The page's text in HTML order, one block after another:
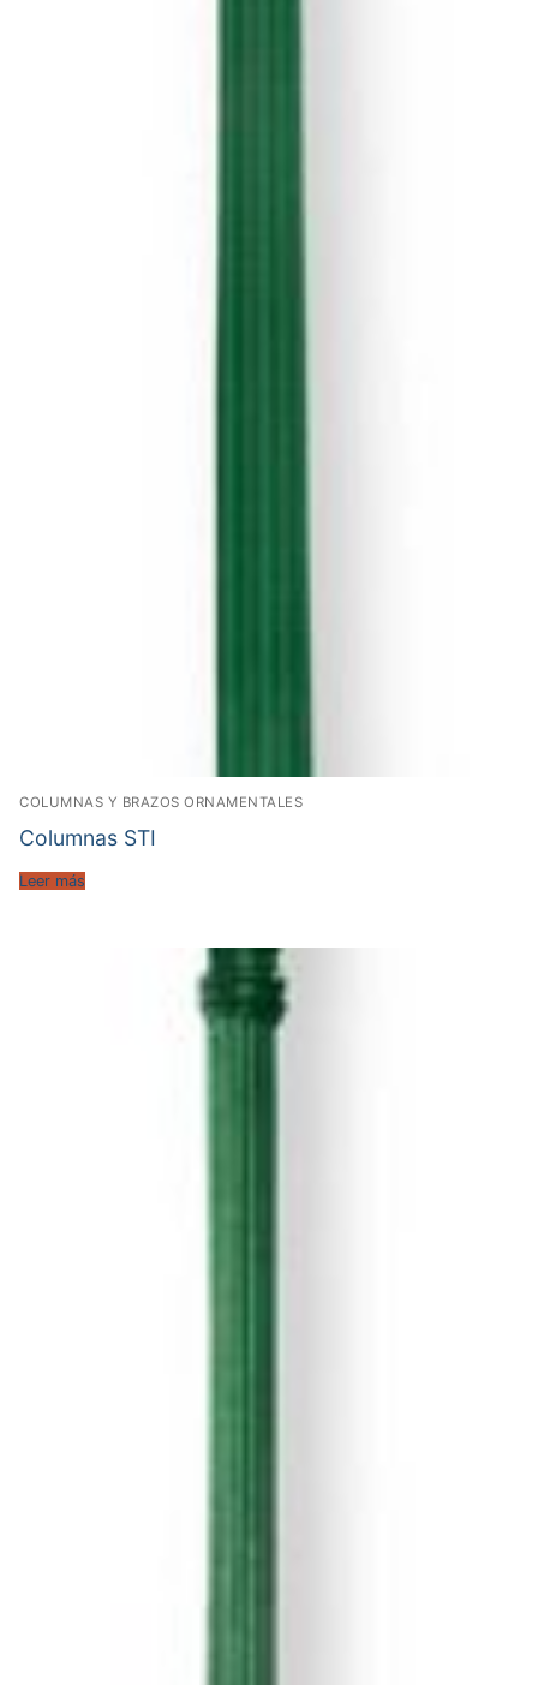
COLUMNAS Y BRAZOS ORNAMENTALES
Columnas STI
Leer más